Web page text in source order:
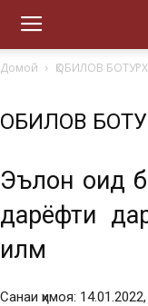
Домой ҚОБИЛОВ
ҚОБИЛОВ
Эълон оид
дарёфти
илм
Санаи ҳимоя: